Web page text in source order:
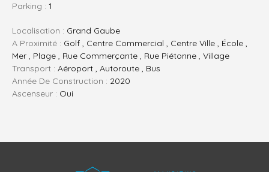
Parking : 1
Localisation : Grand Gaube
A Proximité : Golf , Centre Commercial , Centre Ville , École ,
Mer , Plage , Rue Commerçante , Rue Piétonne , Village
Transport : Aéroport , Autoroute , Bus
Année De Construction : 2020
Ascenseur : Oui